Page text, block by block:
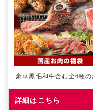
豪華黒毛和牛含む全6種の
詳細はこちら